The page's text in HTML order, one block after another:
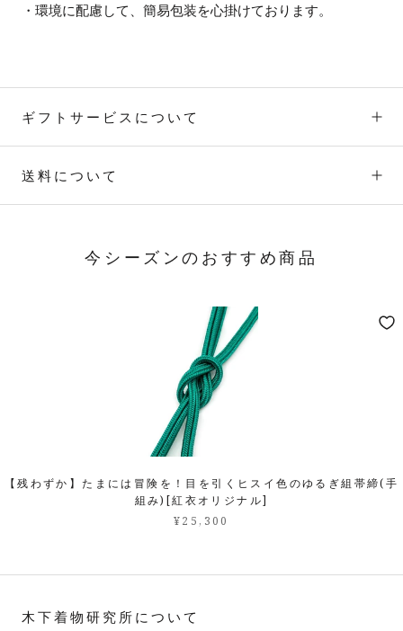
・環境に配慮して、簡易包装を心掛けております。
ギフトサービスについて
送料について
今シーズンのおすすめ商品
【残わずか】たまには冒険を！目を引くヒスイ色のゆるぎ組帯締(手
組み)[紅衣オリジナル]
¥25,300
木下着物研究所について